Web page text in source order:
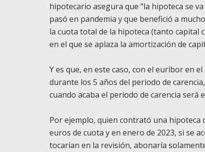
hipotecario asegura que “la hipoteca se
pasó en pandemia y que benefició a
la cuota total de la hipoteca (tanto capital
en el que se aplaza la amortización de
Y es que, en este caso, con el euríbor en
durante los 5 años del periodo de
cuando acaba el periodo de carencia será
Por ejemplo, quien contrató una hipoteca
euros de cuota y en enero de 2023, si se
tocarían en la revisión, abonaría